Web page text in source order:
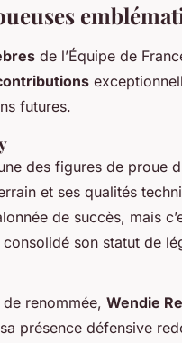
de l’Équipe de
futures.
des figures de proue
et ses qualités
de succès, mais
son statut de
renommée, Wendie
présence défensive